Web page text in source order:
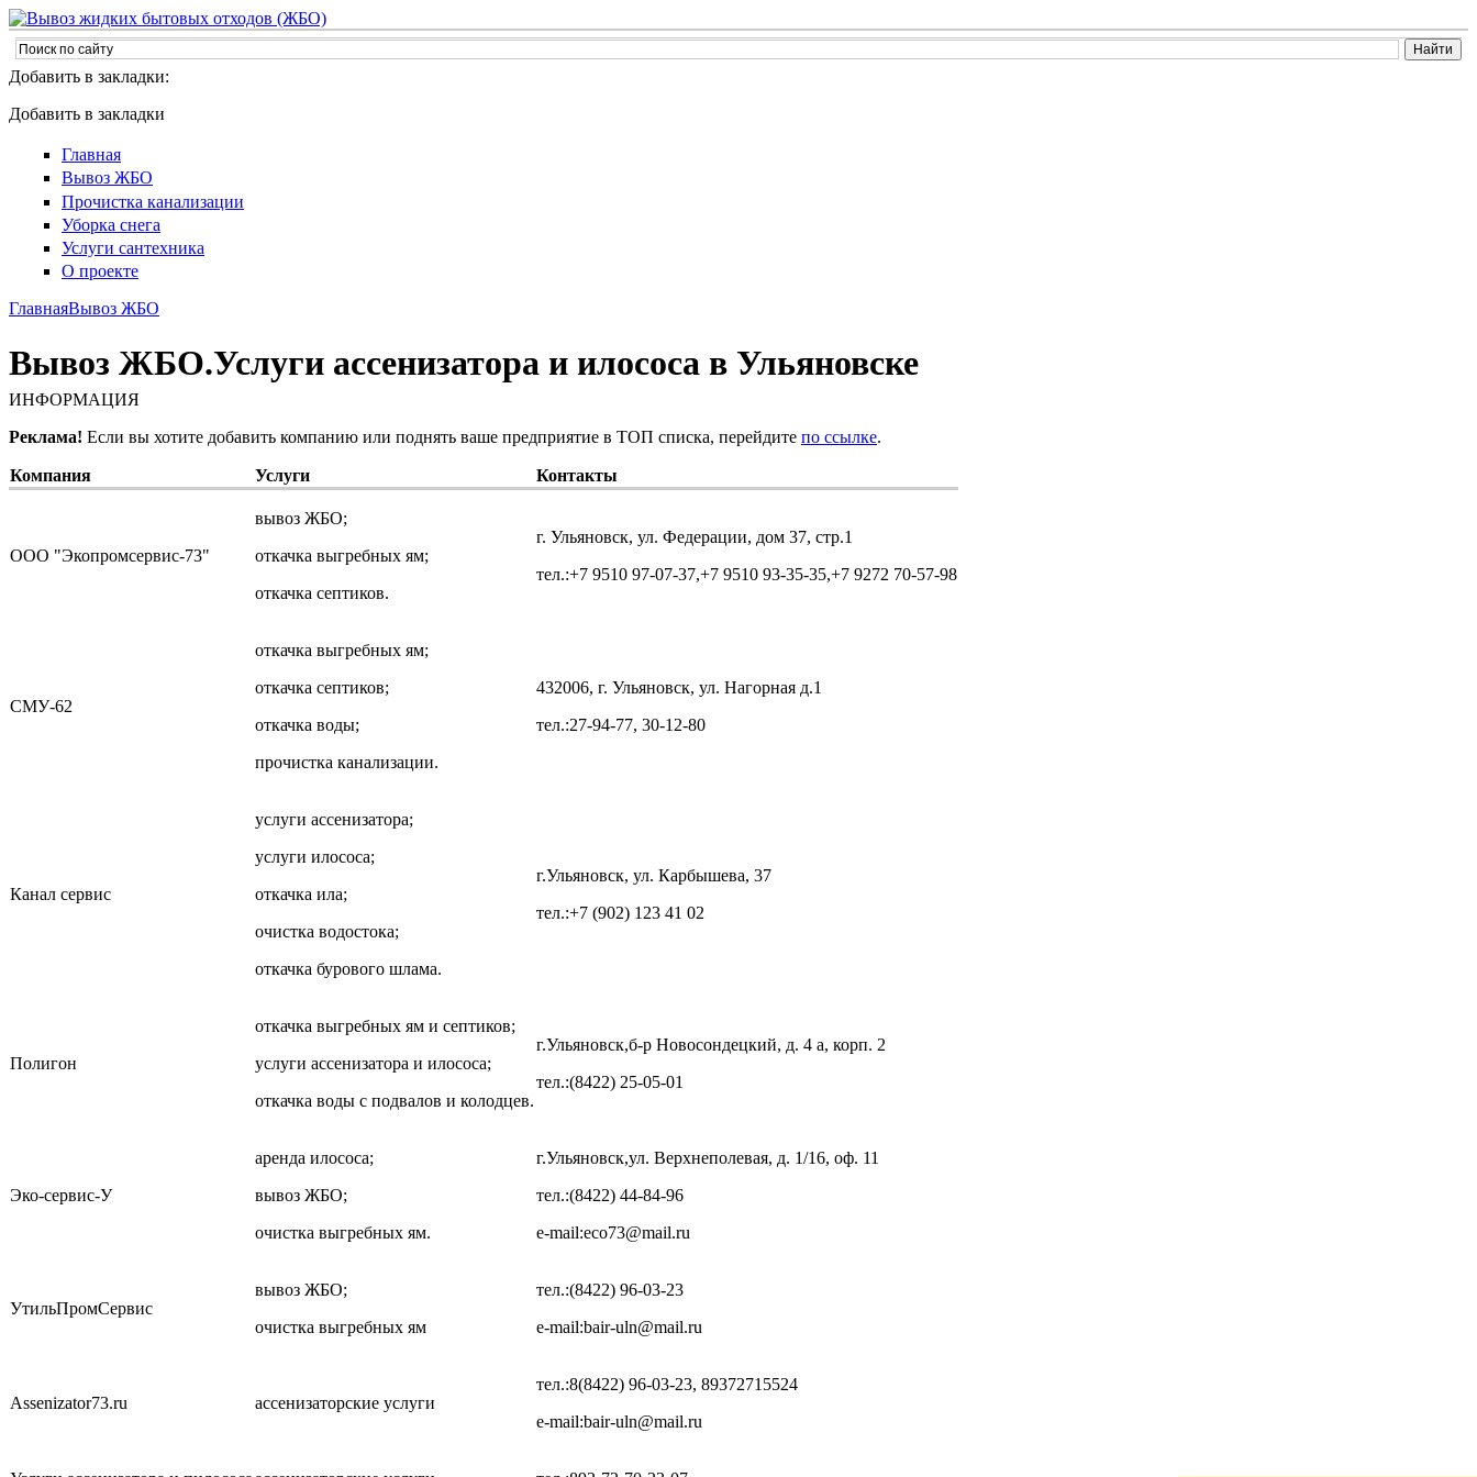
Добавить в закладки:
Добавить в закладки
Главная
Вывоз ЖБО
Прочистка канализации
Уборка снега
Услуги сантехника
О проекте
ГлавнаяВывоз ЖБО
Вывоз ЖБО.Услуги ассенизатора и илососа в Ульяновске
ИНФОРМАЦИЯ
Реклама! Если вы хотите добавить компанию или поднять ваше предприятие в ТОП списка, перейдите по ссылке.
Компания Услуги Контакты
ООО "Экопромсервис-73"
вывоз ЖБО;
откачка выгребных ям;
откачка септиков.
г. Ульяновск, ул. Федерации, дом 37, стр.1
тел.:+7 9510 97-07-37,+7 9510 93-35-35,+7 9272 70-57-98
СМУ-62
откачка выгребных ям;
откачка септиков;
откачка воды;
прочистка канализации.
432006, г. Ульяновск, ул. Нагорная д.1
тел.:27-94-77, 30-12-80
Канал сервис
услуги ассенизатора;
услуги илососа;
откачка ила;
очистка водостока;
откачка бурового шлама.
г.Ульяновск, ул. Карбышева, 37
тел.:+7 (902) 123 41 02
Полигон
откачка выгребных ям и септиков;
услуги ассенизатора и илососа;
откачка воды с подвалов и колодцев.
г.Ульяновск,б-р Новосондецкий, д. 4 а, корп. 2
тел.:(8422) 25-05-01
Эко-сервис-У
аренда илососа;
вывоз ЖБО;
очистка выгребных ям.
г.Ульяновск,ул. Верхнеполевая, д. 1/16, оф. 11
тел.:(8422) 44-84-96
e-mail:eco73@mail.ru
УтильПромСервис
вывоз ЖБО;
очистка выгребных ям
тел.:(8422) 96-03-23
e-mail:bair-uln@mail.ru
Аssenizator73.ru ассенизаторские услуги
тел.:8(8422) 96-03-23, 89372715524
e-mail:bair-uln@mail.ru